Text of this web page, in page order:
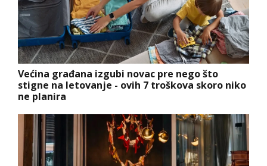
Većina građana izgubi novac pre nego što
stigne na letovanje - ovih 7 troškova skoro niko
ne planira